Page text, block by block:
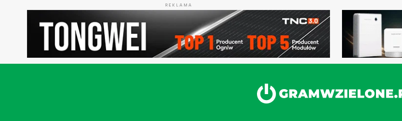
REKLAMA